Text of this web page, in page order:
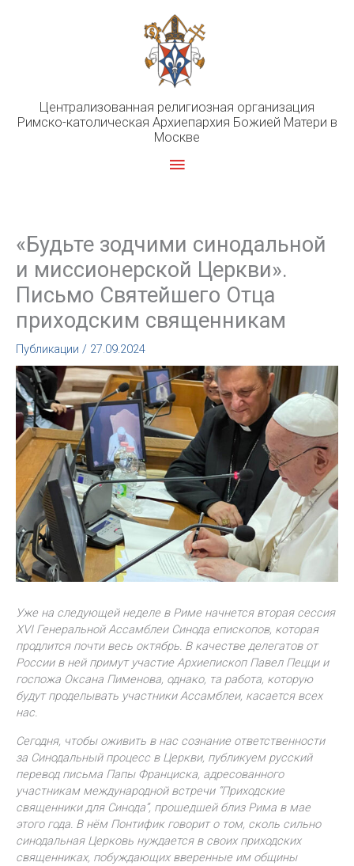
Централизованная религиозная организация
Римско-католическая Архиепархия Божией Матери в
Москве
Главное
«Будьте зодчими синодальной
и миссионерской Церкви».
Письмо Святейшего Отца
приходским священникам
Публикации / 27.09.2024
Уже на следующей неделе в Риме начнется вторая сессия
XVI Генеральной Ассамблеи Синода епископов, которая
продлится почти весь октябрь. В качестве делегатов от
России в ней примут участие Архиепископ Павел Пецци и
госпожа Оксана Пименова, однако, та работа, которую
будут проделывать участники Ассамблеи, касается всех
нас.
Сегодня, чтобы оживить в нас сознание ответственности
за Синодальный процесс в Церкви, публикуем русский
перевод письма Папы Франциска, адресованного
участникам международной встречи “Приходские
священники для Синода”, прошедшей близ Рима в мае
этого года. В нём Понтифик говорит о том, сколь сильно
синодальная Церковь нуждается в своих приходских
священниках, побуждающих вверенные им общины